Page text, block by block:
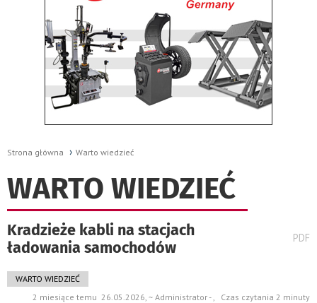
Strona główna Warto wiedzieć
WARTO WIEDZIEĆ
Kradzieże kabli na stacjach
ładowania samochodów
PDF
WARTO WIEDZIEĆ
2 miesiące temu 26.05.2026, ~ Administrator - , Czas czytania 2 minuty